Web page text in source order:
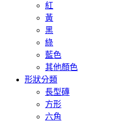
紅
黃
黑
綠
藍色
其他顏色
形狀分類
長型磚
方形
六角